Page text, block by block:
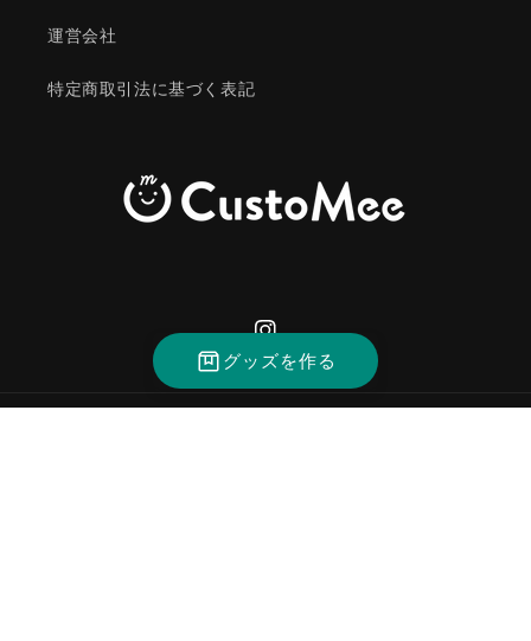
運営会社
特定商取引法に基づく表記
グッズを作る